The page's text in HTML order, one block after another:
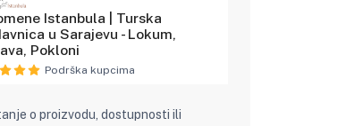
Istanbula | Turska
u Sarajevu - Lokum,
Pokloni
Podrška kupcima
o proizvodu, dostupnosti ili